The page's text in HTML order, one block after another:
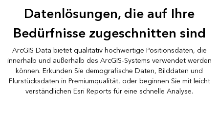
Datenlösungen, die auf Ihre
Bedürfnisse zugeschnitten sind
ArcGIS Data bietet qualitativ hochwertige Positionsdaten, die
innerhalb und außerhalb des ArcGIS-Systems verwendet werden
können. Erkunden Sie demografische Daten, Bilddaten und
Flurstücksdaten in Premiumqualität, oder beginnen Sie mit leicht
verständlichen Esri Reports für eine schnelle Analyse.